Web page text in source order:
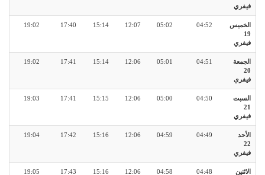
فيفري
الخميس
19
فيفري
04:52
05:02
12:07
15:14
17:40
19:02
الجمعة
20
فيفري
04:51
05:01
12:06
15:14
17:41
19:02
السبت
21
فيفري
04:50
05:00
12:06
15:15
17:41
19:03
الأحد
22
فيفري
04:49
04:59
12:06
15:16
17:42
19:04
الاثنين
04:48
04:58
12:06
15:16
17:43
19:05